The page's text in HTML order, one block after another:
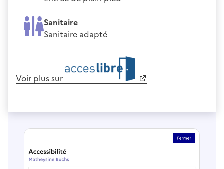
Sanitaire
Sanitaire adapté
Voir plus sur